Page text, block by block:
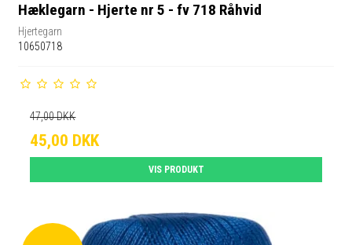
Hæklegarn - Hjerte nr 5 - fv 718 Råhvid
Hjertegarn
10650718
47,00 DKK
45,00 DKK
VIS PRODUKT